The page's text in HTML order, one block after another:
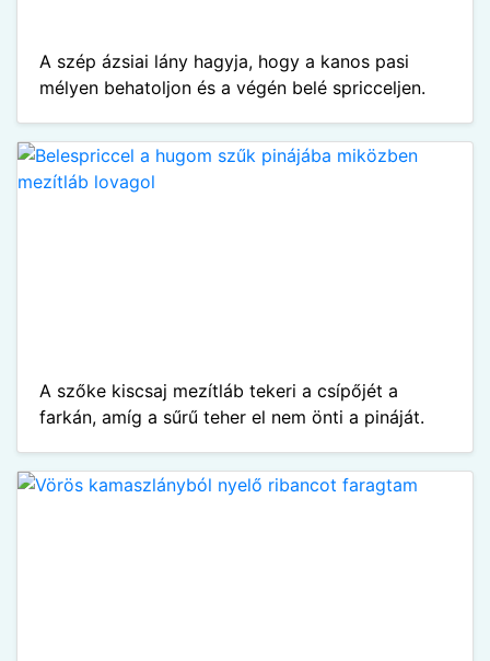
A szép ázsiai lány hagyja, hogy a kanos pasi
mélyen behatoljon és a végén belé spricceljen.
A szőke kiscsaj mezítláb tekeri a csípőjét a
farkán, amíg a sűrű teher el nem önti a pináját.